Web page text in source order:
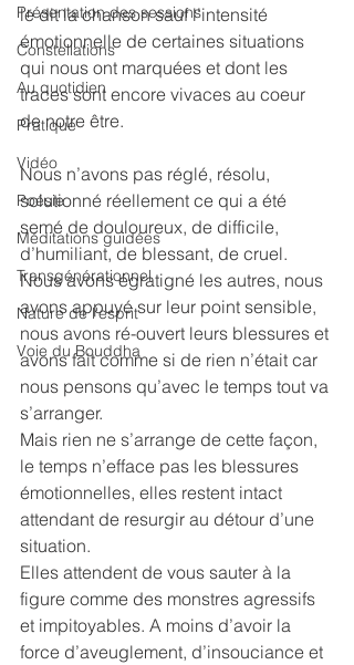
Présentation des sessions
Constellations
Au quotidien
Pratique
Vidéo
Poésie
Méditations guidées
Transgénérationnel
Nature de l'esprit
Voie du Bouddha
le dit la chanson sauf l’intensité
émotionnelle de certaines situations
qui nous ont marquées et dont les
traces sont encore vivaces au coeur
de notre être.
Nous n’avons pas réglé, résolu,
solutionné réellement ce qui a été
semé de douloureux, de difficile,
d’humiliant, de blessant, de cruel.
Nous avons égratigné les autres, nous
avons appuyé sur leur point sensible,
nous avons ré-ouvert leurs blessures et
avons fait comme si de rien n’était car
nous pensons qu’avec le temps tout va
s’arranger.
Mais rien ne s’arrange de cette façon,
le temps n’efface pas les blessures
émotionnelles, elles restent intact
attendant de resurgir au détour d’une
situation.
Elles attendent de vous sauter à la
figure comme des monstres agressifs
et impitoyables. A moins d’avoir la
force d’aveuglement, d’insouciance et